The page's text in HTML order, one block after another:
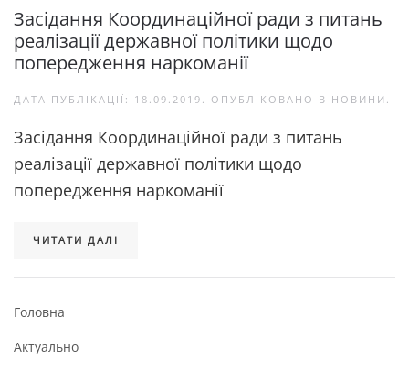
Засідання Координаційної ради з питань
реалізації державної політики щодо
попередження наркоманії
ДАТА ПУБЛІКАЦІЇ: 18.09.2019 . ОПУБЛІКОВАНО В НОВИНИ
Засідання Координаційної ради з питань
реалізації державної політики щодо
попередження наркоманії
ЧИТАТИ ДАЛІ
Головна
Актуально